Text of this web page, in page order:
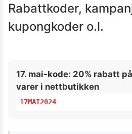
Rabattkoder,
kupongkoder o.l.
17. mai-kode: 20% rabatt
varer i nettbutikken
17MAI2024